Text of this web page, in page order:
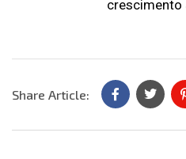
crescimento
Share Article: